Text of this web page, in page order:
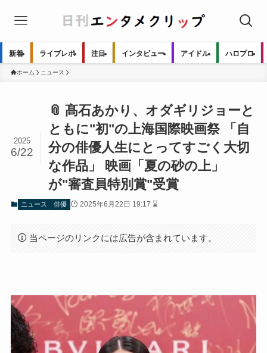
新着 ライブレポ 注目 インタビュー アイドル ハロプロ
ホーム ニュース
📎 髙石あかり、オダギリジョーと
ともに"初"の上海国際映画祭 「自
分の俳優人生にとってすごく大切
な作品」 映画「夏の砂の上」
が"審査員特別賞"受賞
2025
6/22
ニュース 俳優 2025年6月22日 19:17 ⌛
当ページのリンクには広告が含まれています。